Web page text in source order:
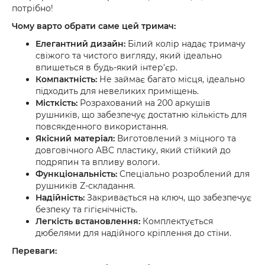
потрібно!
Чому варто обрати саме цей тримач:
Елегантний дизайн: Білий колір надає тримачу
свіжого та чистого вигляду, який ідеально
впишеться в будь-який інтер'єр.
Компактність: Не займає багато місця, ідеально
підходить для невеликих приміщень.
Місткість: Розрахований на 200 аркушів
рушників, що забезпечує достатню кількість для
повсякденного використання.
Якісний матеріал: Виготовлений з міцного та
довговічного ABC пластику, який стійкий до
подряпин та впливу вологи.
Функціональність: Спеціально розроблений для
рушників Z-складання.
Надійність: Закривається на ключ, що забезпечує
безпеку та гігієнічність.
Легкість встановлення: Комплектується
дюбелями для надійного кріплення до стіни.
Переваги: